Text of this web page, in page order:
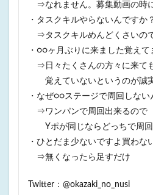
⇒なれません。募集動画の時
・タスクキルやらないんですか
⇒タスクキルめんどくさいの
・○○ヶ月ぶりに来ました覚えて
⇒日々たくさんの方々に来て
覚えていないというのが誠実
・なぜ○○ステージで周回しない
⇒ワンパンで周回出来るので
Yポが同じならどっちで周回
・ひとだま少ないですよ買わな
⇒無くなったら足すだけ
Twitter：@okazaki_no_nusi